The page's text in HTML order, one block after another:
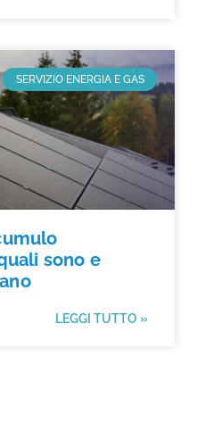
SERVIZIO ENERGIA E GAS
sono e
LEGGI TUTTO »